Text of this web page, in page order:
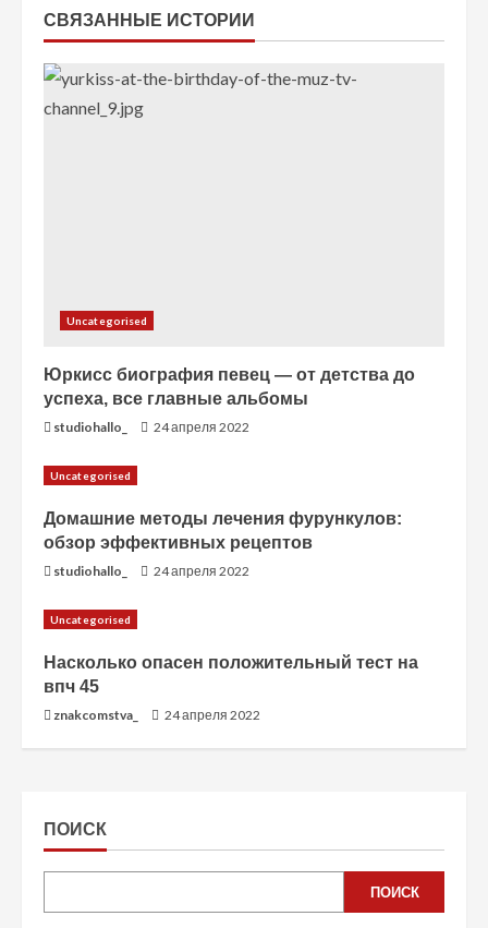
е
н
СВЯЗАННЫЕ ИСТОРИИ
Uncategorised
Юркисс биография певец — от детства до
успеха, все главные альбомы
studiohallo_ 24 апреля 2022
Uncategorised
Домашние методы лечения фурункулов:
обзор эффективных рецептов
studiohallo_ 24 апреля 2022
Uncategorised
Насколько опасен положительный тест на
впч 45
znakcomstva_ 24 апреля 2022
ПОИСК
ПОИСК